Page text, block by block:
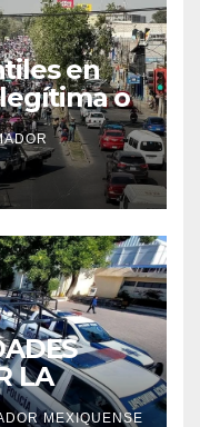
en
o
LA
MEXIQUENSE